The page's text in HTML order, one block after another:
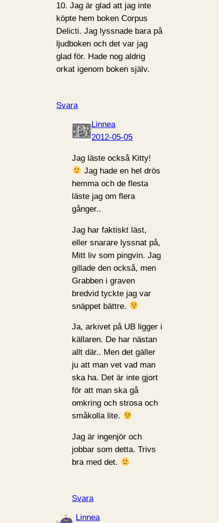
10. Jag är glad att jag inte
köpte hem boken Corpus
Delicti. Jag lyssnade bara på
ljudboken och det var jag
glad för. Hade nog aldrig
orkat igenom boken själv.
Svara
Linnea
2012-05-05
Jag läste också Kitty!
Jag hade en hel drös
hemma och de flesta
läste jag om flera
gånger..
Jag har faktiskt läst,
eller snarare lyssnat på,
Mitt liv som pingvin. Jag
gillade den också, men
Grabben i graven
bredvid tyckte jag var
snäppet bättre.
Ja, arkivet på UB ligger i
källaren. De har nästan
allt där.. Men det gäller
ju att man vet vad man
ska ha. Det är inte gjort
för att man ska gå
omkring och strosa och
småkolla lite.
Jag är ingenjör och
jobbar som detta. Trivs
bra med det.
Svara
Linnea